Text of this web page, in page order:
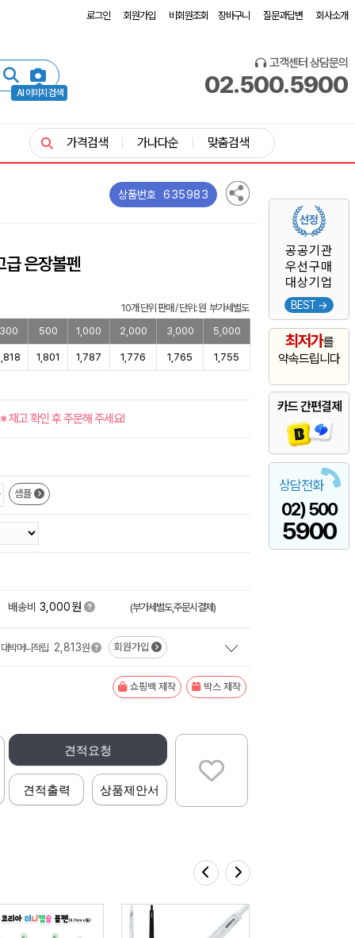
로그인 회원가입 비회원조회 장바구니 질문과답변 회사소개
AI 이미지 검색
고객센터 상담문의
02.500.5900
공공기관
우선구매
대상기업
BEST →
최저가를
약속드립니다
카드 간편결제
상담전화
02) 500
5900
가격검색 가나다순 맞춤검색
상품번호 635983
급 은장볼펜
10개 단위 판매 / 단위: 원 부가세별도
500 1,000 2,000 3,000 5,000
1,801 1,787 1,776 1,765 1,755
※ 재고 확인 후 주문해 주세요!
샘플
배송비 3,000원 (부가세별도,주문시결제)
대박머니적립 2,813원 회원가입
쇼핑백 제작 박스 제작
견적요청
견적출력 상품제안서